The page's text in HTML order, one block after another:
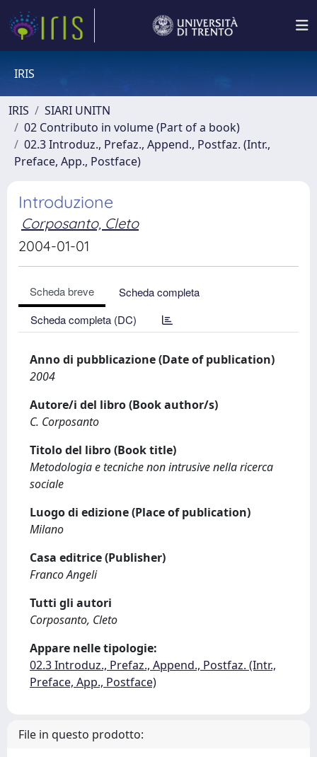
IRIS
IRIS
SIARI UNITN
02 Contributo in volume (Part of a book)
02.3 Introduz., Prefaz., Append., Postfaz. (Intr.,
Preface, App., Postface)
Introduzione
Corposanto, Cleto
2004-01-01
Scheda breve
Scheda completa
Scheda completa (DC)
Anno di pubblicazione (Date of publication)
2004
Autore/i del libro (Book author/s)
C. Corposanto
Titolo del libro (Book title)
Metodologia e tecniche non intrusive nella ricerca
sociale
Luogo di edizione (Place of publication)
Milano
Casa editrice (Publisher)
Franco Angeli
Tutti gli autori
Corposanto, Cleto
Appare nelle tipologie:
02.3 Introduz., Prefaz., Append., Postfaz. (Intr.,
Preface, App., Postface)
File in questo prodotto: